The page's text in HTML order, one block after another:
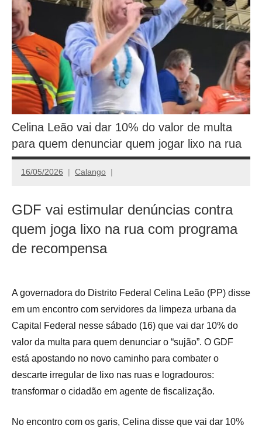
Celina Leão vai dar 10% do valor de multa
para quem denunciar quem jogar lixo na rua
16/05/2026 Calango
GDF vai estimular denúncias contra
quem joga lixo na rua com programa
de recompensa
A governadora do Distrito Federal Celina Leão (PP) disse
em um encontro com servidores da limpeza urbana da
Capital Federal nesse sábado (16) que vai dar 10% do
valor da multa para quem denunciar o “sujão”. O GDF
está apostando no novo caminho para combater o
descarte irregular de lixo nas ruas e logradouros:
transformar o cidadão em agente de fiscalização.
No encontro com os garis, Celina disse que vai dar 10%